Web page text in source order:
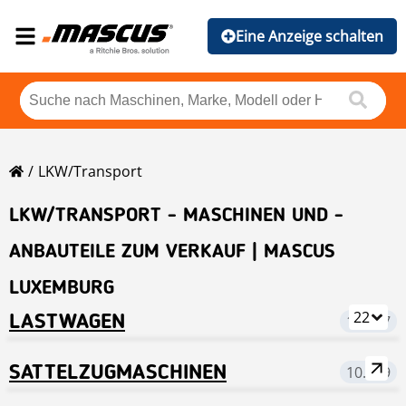
Eine Anzeige schalten
LKW/Transport
LKW/TRANSPORT - MASCHINEN UND -
ANBAUTEILE ZUM VERKAUF | MASCUS
LUXEMBURG
LASTWAGEN 19.437
22
SATTELZUGMASCHINEN 10.859